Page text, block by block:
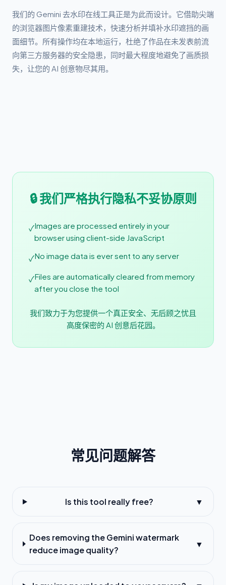
我们的 Gemini 去水印在线工具正是为此而设计。它借助尖端
的浏览器图片像素重建技术，快速分析并填补水印遮挡的画
面细节。所有操作均在本地运行，杜绝了作品在未发表前流
向第三方服务器的安全隐患，同时最大程度地避免了画质损
失，让您的 AI 创意物尽其用。
🔒 我们严格执行隐私不妥协原则
✓Images are processed entirely in your
browser using client-side JavaScript
✓No image data is ever sent to any server
✓Files are automatically cleared from memory
after you close the tool
我们致力于为您提供一个真正安全、无后顾之忧且
高度保密的 AI 创意后花园。
常见问题解答
Is this tool really free? ▼
Does removing the Gemini watermark
reduce image quality?
▼